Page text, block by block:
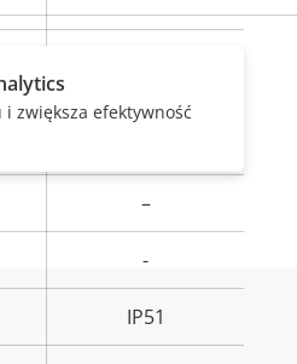
–
-
IP51
zwiększa efektywność